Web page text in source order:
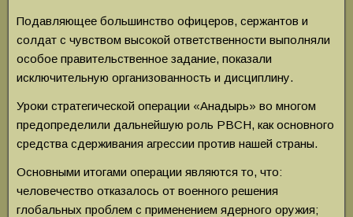
Подавляющее большинство офицеров, сержантов и
солдат с чувством высокой ответственности выполняли
особое правительственное задание, показали
исключительную организованность и дисциплину.
Уроки стратегической операции «Анадырь» во многом
предопределили дальнейшую роль РВСН, как основного
средства сдерживания агрессии против нашей страны.
Основными итогами операции являются то, что:
человечество отказалось от военного решения
глобальных проблем с применением ядерного оружия;